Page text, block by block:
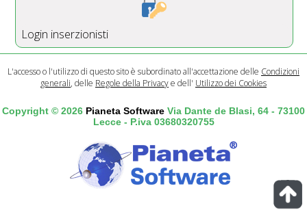
Login inserzionisti
L'accesso o l'utilizzo di questo sito è subordinato all'accettazione delle Condizioni
generali, delle Regole della Privacye dell' Utilizzo dei Cookies
Copyright © 2026 Pianeta Software Via Dante de Blasi, 64 - 73100
Lecce - P.iva 03680320755